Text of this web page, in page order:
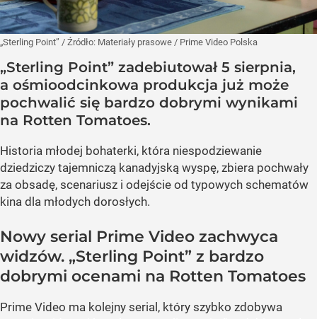
„Sterling Point” / Źródło: Materiały prasowe / Prime Video Polska
„Sterling Point” zadebiutował 5 sierpnia,
a ośmioodcinkowa produkcja już może
pochwalić się bardzo dobrymi wynikami
na Rotten Tomatoes.
Historia młodej bohaterki, która niespodziewanie
dziedziczy tajemniczą kanadyjską wyspę, zbiera pochwały
za obsadę, scenariusz i odejście od typowych schematów
kina dla młodych dorosłych.
Nowy serial Prime Video zachwyca
widzów. „Sterling Point” z bardzo
dobrymi ocenami na Rotten Tomatoes
Prime Video ma kolejny serial, który szybko zdobywa